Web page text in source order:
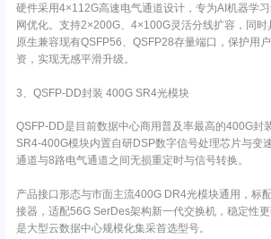
硬件采用4×112G高速电气通道设计，专为AI机器学
网优化。支持2×200G、4×100G灵活分线扩容，同时
原生兼容现有QSFP56、QSFP28存量端口，保护用
资，实现无感平滑升级。
3、QSFP-DD封装 400G SR4光模块
QSFP-DD是目前数据中心商用普及率最高的400G封
SR4-400G模块内置自研DSP数字信号处理芯片与变
通道与8路电气通道之间无损重定时与信号转换。
产品接口形态与市面主流400G DR4光模块通用，标
接器，适配56G SerDes架构新一代交换机，稳定性
是大型云数据中心规模化集采首选型号。